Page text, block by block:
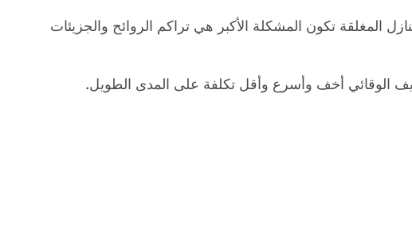
المغلقة تكون المشكلة الأكبر هي تراكم الروائح والجزيئات
الوقائي أخف وأسرع وأقل تكلفة على المدى الطويل.